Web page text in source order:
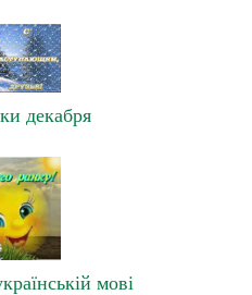
декабря
мові